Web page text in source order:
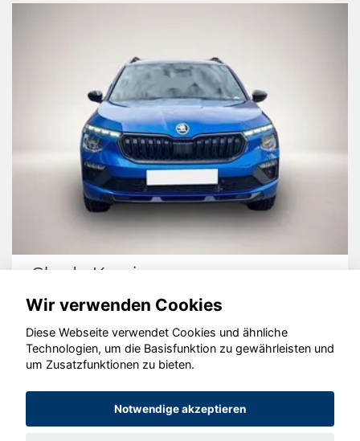
Skoda Kamiq
© konjunkturmotor.de GmbH 2020 - 2026
Wir verwenden Cookies
Diese Webseite verwendet Cookies und ähnliche
Technologien, um die Basisfunktion zu gewährleisten und
um Zusatzfunktionen zu bieten.
Notwendige akzeptieren